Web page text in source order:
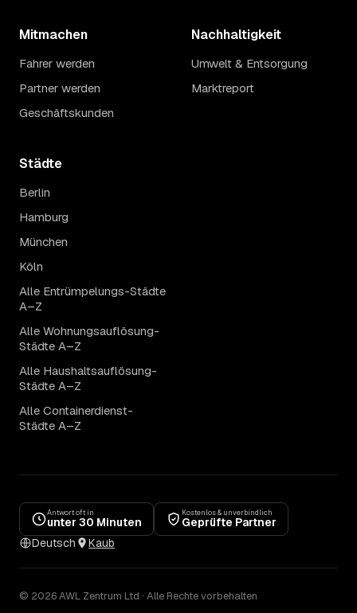
Mitmachen
Fahrer werden
Partner werden
Geschäftskunden
Nachhaltigkeit
Umwelt & Entsorgung
Marktreport
Städte
Berlin
Hamburg
München
Köln
Alle Entrümpelungs-Städte
A–Z
Alle Wohnungsauflösung-
Städte A–Z
Alle Haushaltsauflösung-
Städte A–Z
Alle Containerdienst-
Städte A–Z
Antwort oft in
unter 30 Minuten
Kostenlos & unverbindlich
Geprüfte Partner
Deutsch
Kaub
© 2026 AWL Zentrum Ltd · Alle Rechte vorbehalten